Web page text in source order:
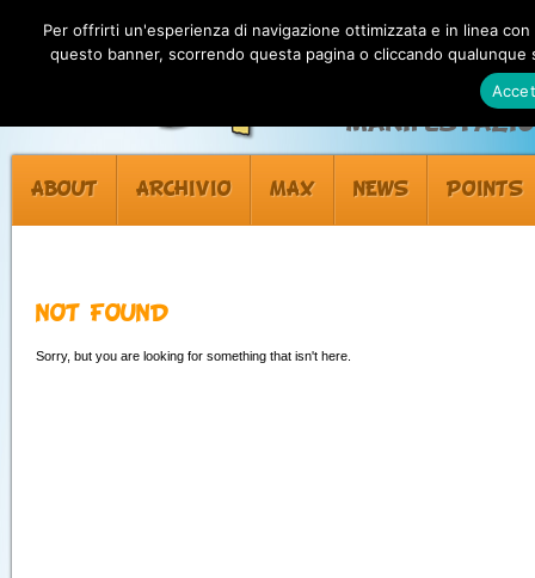
ABOUT ARCHIVIO MAX NEWS POINTS
NOT FOUND
Sorry, but you are looking for something that isn't here.
Per offrirti un'esperienza di navigazione ottimizzata e in linea
questo banner, scorrendo questa pagina o cliccando